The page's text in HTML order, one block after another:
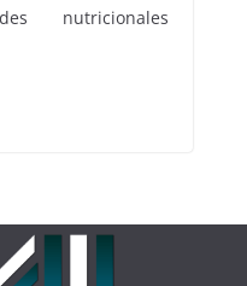
nutricionales